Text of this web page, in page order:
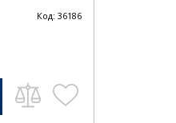
Код: 36186